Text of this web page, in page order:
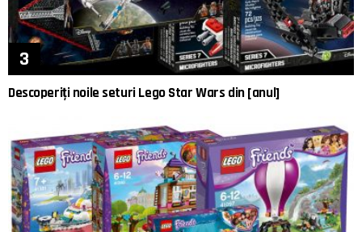
Descoperiți noile seturi Lego Star Wars din [anul]